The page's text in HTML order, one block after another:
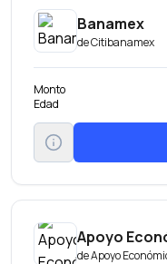
Banamex
deCitibanamex
Monto
Edad
Apoyo
deApoyo